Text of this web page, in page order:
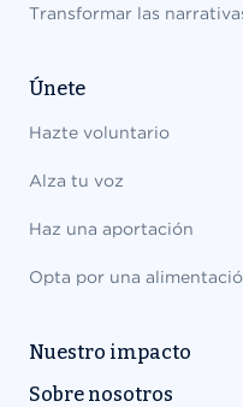
Transformar las
Únete
Hazte voluntario
Alza tu voz
Haz una aportación
Opta por una
Nuestro impacto
Sobre nosotros